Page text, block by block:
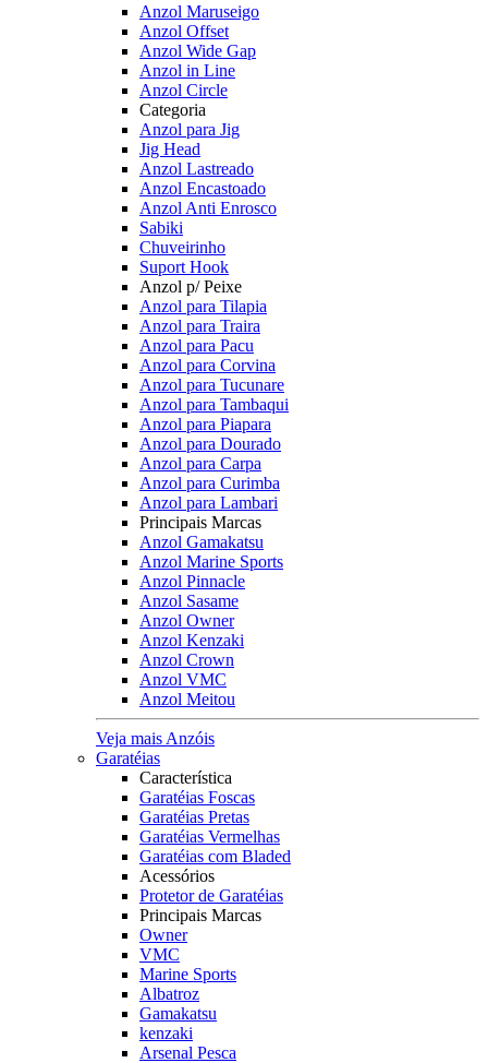
Anzol Maruseigo
Anzol Offset
Anzol Wide Gap
Anzol in Line
Anzol Circle
Categoria
Anzol para Jig
Jig Head
Anzol Lastreado
Anzol Encastoado
Anzol Anti Enrosco
Sabiki
Chuveirinho
Suport Hook
Anzol p/ Peixe
Anzol para Tilapia
Anzol para Traira
Anzol para Pacu
Anzol para Corvina
Anzol para Tucunare
Anzol para Tambaqui
Anzol para Piapara
Anzol para Dourado
Anzol para Carpa
Anzol para Curimba
Anzol para Lambari
Principais Marcas
Anzol Gamakatsu
Anzol Marine Sports
Anzol Pinnacle
Anzol Sasame
Anzol Owner
Anzol Kenzaki
Anzol Crown
Anzol VMC
Anzol Meitou
Veja mais Anzóis
Garatéias
Característica
Garatéias Foscas
Garatéias Pretas
Garatéias Vermelhas
Garatéias com Bladed
Acessórios
Protetor de Garatéias
Principais Marcas
Owner
VMC
Marine Sports
Albatroz
Gamakatsu
kenzaki
Arsenal Pesca